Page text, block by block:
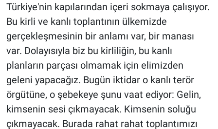
Türkiye'nin kapılarından içeri sokmaya çalışıyor.
Bu kirli ve kanlı toplantının ülkemizde
gerçekleşmesinin bir anlamı var, bir manası
var. Dolayısıyla biz bu kirliliğin, bu kanlı
planların parçası olmamak için elimizden
geleni yapacağız. Bugün iktidar o kanlı terör
örgütüne, o şebekeye şunu vaat ediyor: Gelin,
kimsenin sesi çıkmayacak. Kimsenin soluğu
çıkmayacak. Burada rahat rahat toplantımızı